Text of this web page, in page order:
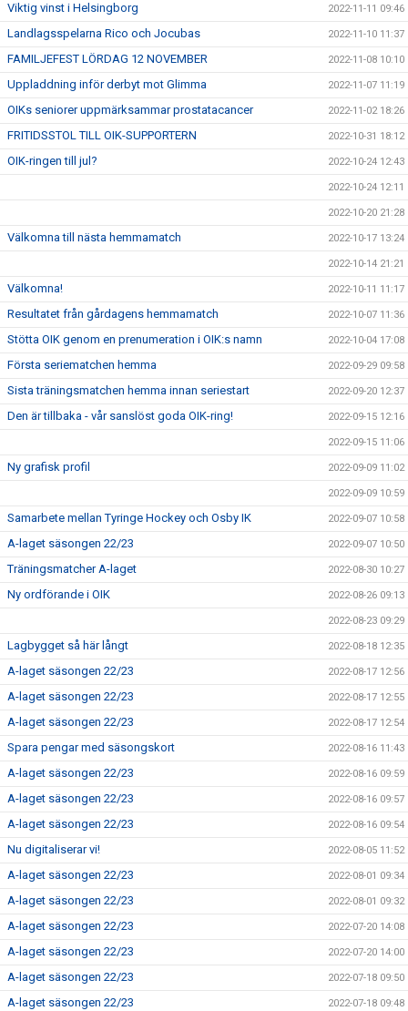
Viktig vinst i Helsingborg 2022-11-11 09:46
Landlagsspelarna Rico och Jocubas 2022-11-10 11:37
FAMILJEFEST LÖRDAG 12 NOVEMBER 2022-11-08 10:10
Uppladdning inför derbyt mot Glimma 2022-11-07 11:19
OIKs seniorer uppmärksammar prostatacancer 2022-11-02 18:26
FRITIDSSTOL TILL OIK-SUPPORTERN 2022-10-31 18:12
OIK-ringen till jul? 2022-10-24 12:43
2022-10-24 12:11
2022-10-20 21:28
Välkomna till nästa hemmamatch 2022-10-17 13:24
2022-10-14 21:21
Välkomna! 2022-10-11 11:17
Resultatet från gårdagens hemmamatch 2022-10-07 11:36
Stötta OIK genom en prenumeration i OIK:s namn 2022-10-04 17:08
Första seriematchen hemma 2022-09-29 09:58
Sista träningsmatchen hemma innan seriestart 2022-09-20 12:37
Den är tillbaka - vår sanslöst goda OIK-ring! 2022-09-15 12:16
2022-09-15 11:06
Ny grafisk profil 2022-09-09 11:02
2022-09-09 10:59
Samarbete mellan Tyringe Hockey och Osby IK 2022-09-07 10:58
A-laget säsongen 22/23 2022-09-07 10:50
Träningsmatcher A-laget 2022-08-30 10:27
Ny ordförande i OIK 2022-08-26 09:13
2022-08-23 09:29
Lagbygget så här långt 2022-08-18 12:35
A-laget säsongen 22/23 2022-08-17 12:56
A-laget säsongen 22/23 2022-08-17 12:55
A-laget säsongen 22/23 2022-08-17 12:54
Spara pengar med säsongskort 2022-08-16 11:43
A-laget säsongen 22/23 2022-08-16 09:59
A-laget säsongen 22/23 2022-08-16 09:57
A-laget säsongen 22/23 2022-08-16 09:54
Nu digitaliserar vi! 2022-08-05 11:52
A-laget säsongen 22/23 2022-08-01 09:34
A-laget säsongen 22/23 2022-08-01 09:32
A-laget säsongen 22/23 2022-07-20 14:08
A-laget säsongen 22/23 2022-07-20 14:00
A-laget säsongen 22/23 2022-07-18 09:50
A-laget säsongen 22/23 2022-07-18 09:48